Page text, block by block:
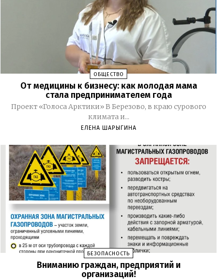
ОБЩЕСТВО
От медицины к бизнесу: как молодая мама
стала предпринимателем года
Проект «Голоса Арктики» В Березово, в краю сурового
климата и...
ЕЛЕНА ШАРЫГИНА
БЕЗОПАСНОСТЬ
Вниманию граждан, предприятий и
организаций!